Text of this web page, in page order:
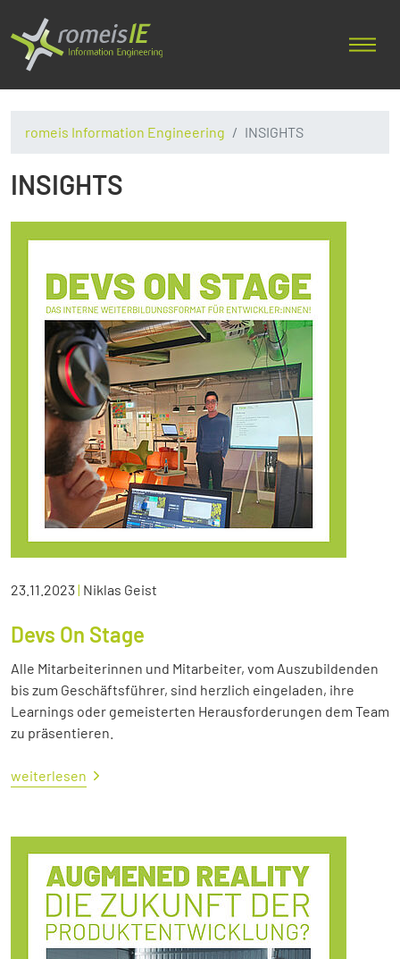
romeis Information Engineering INSIGHTS
INSIGHTS
23.11.2023| Niklas Geist
Devs On Stage
Alle Mitarbeiterinnen und Mitarbeiter, vom Auszubildenden
bis zum Geschäftsführer, sind herzlich eingeladen, ihre
Learnings oder gemeisterten Herausforderungen dem Team
zu präsentieren.
weiterlesen